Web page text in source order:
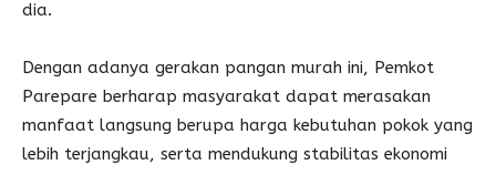
dia.
Dengan adanya gerakan pangan murah ini, Pemkot
Parepare berharap masyarakat dapat merasakan
manfaat langsung berupa harga kebutuhan pokok yang
lebih terjangkau, serta mendukung stabilitas ekonomi